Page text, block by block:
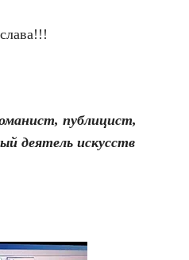
публицист,
деятель искусств